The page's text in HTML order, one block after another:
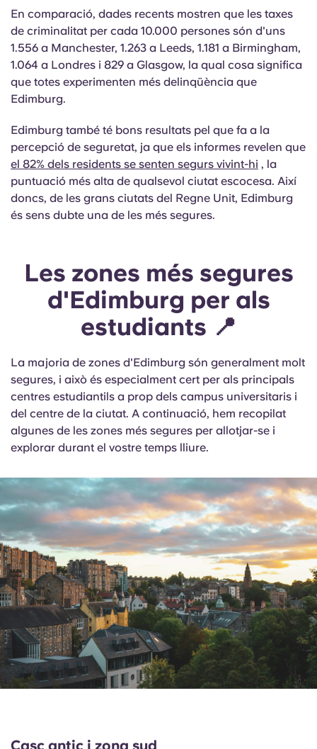
En comparació, dades recents mostren que les taxes
de criminalitat per cada 10.000 persones són d'uns
1.556 a Manchester, 1.263 a Leeds, 1.181 a Birmingham,
1.064 a Londres i 829 a Glasgow, la qual cosa significa
que totes experimenten més delinqüència que
Edimburg.
Edimburg també té bons resultats pel que fa a la
percepció de seguretat, ja que els informes revelen que
el 82% dels residents se senten segurs vivint-hi , la
puntuació més alta de qualsevol ciutat escocesa. Així
doncs, de les grans ciutats del Regne Unit, Edimburg
és sens dubte una de les més segures.
Les zones més segures
d'Edimburg per als
estudiants 📍
La majoria de zones d'Edimburg són generalment molt
segures, i això és especialment cert per als principals
centres estudiantils a prop dels campus universitaris i
del centre de la ciutat. A continuació, hem recopilat
algunes de les zones més segures per allotjar-se i
explorar durant el vostre temps lliure.